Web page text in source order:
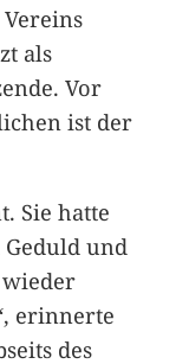
als
Vor
ist der
Sie hatte
und
erinnerte
des